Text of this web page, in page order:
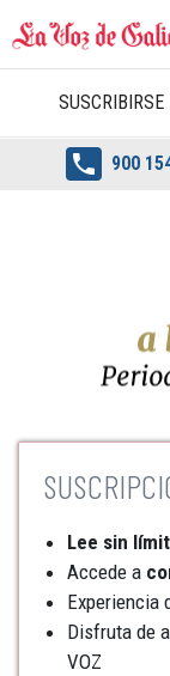
SUSCRIBIRSE
 900
Lee sin
Accede a
Experiencia
Disfruta de
VOZ